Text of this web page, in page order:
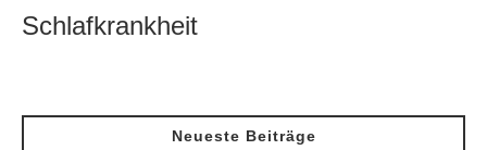
Schlafkrankheit
Neueste Beiträge